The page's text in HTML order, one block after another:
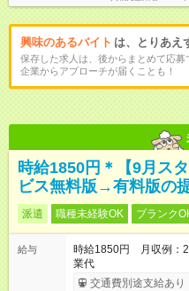
興味のあるバイト は、とりあえ
保存した求人は、後からまとめて応募
企業からアプローチが届くことも！
時給1850円＊【9月ス
ビス無料版→有料版の
派遣 職種未経験OK ブランク
給与
時給1850円 月収例：
業代
交通費別途支給あり